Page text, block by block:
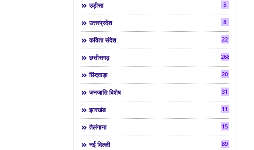
उड़ीसा 5
उत्तरप्रदेश 8
कविता संदेश 22
छत्तीसगढ़ 268
छिंदवाड़ा 20
जनजाति विशेष 31
झारखंड 11
तेलंगाना 15
नई दिल्ली 89